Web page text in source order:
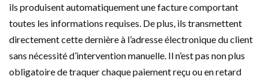
ils produisent automatiquement une facture comportant
toutes les informations requises. De plus, ils transmettent
directement cette dernière à l’adresse électronique du client
sans nécessité d’intervention manuelle. Il n’est pas non plus
obligatoire de traquer chaque paiement reçu ou en retard